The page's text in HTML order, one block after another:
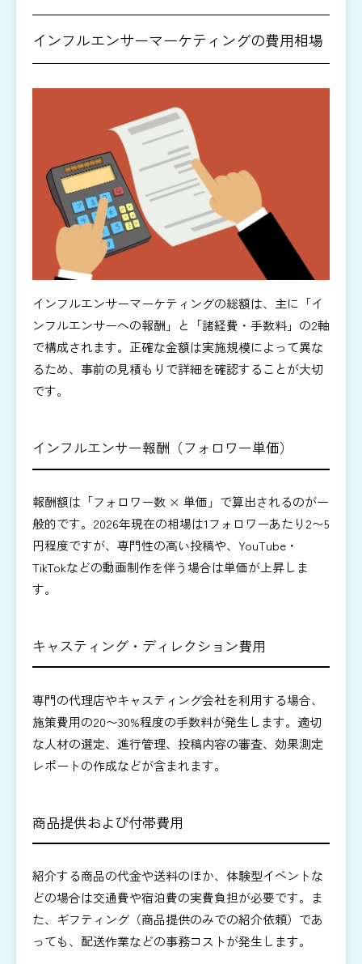
インフルエンサーマーケティングの費用相場
インフルエンサーマーケティングの総額は、主に「イ
ンフルエンサーへの報酬」と「諸経費・手数料」の2軸
で構成されます。正確な金額は実施規模によって異な
るため、事前の見積もりで詳細を確認することが大切
です。
インフルエンサー報酬（フォロワー単価）
報酬額は「フォロワー数 × 単価」で算出されるのが一
般的です。2026年現在の相場は1フォロワーあたり2〜5
円程度ですが、専門性の高い投稿や、YouTube・
TikTokなどの動画制作を伴う場合は単価が上昇しま
す。
キャスティング・ディレクション費用
専門の代理店やキャスティング会社を利用する場合、
施策費用の20〜30%程度の手数料が発生します。適切
な人材の選定、進行管理、投稿内容の審査、効果測定
レポートの作成などが含まれます。
商品提供および付帯費用
紹介する商品の代金や送料のほか、体験型イベントな
どの場合は交通費や宿泊費の実費負担が必要です。ま
た、ギフティング（商品提供のみでの紹介依頼）であ
っても、配送作業などの事務コストが発生します。